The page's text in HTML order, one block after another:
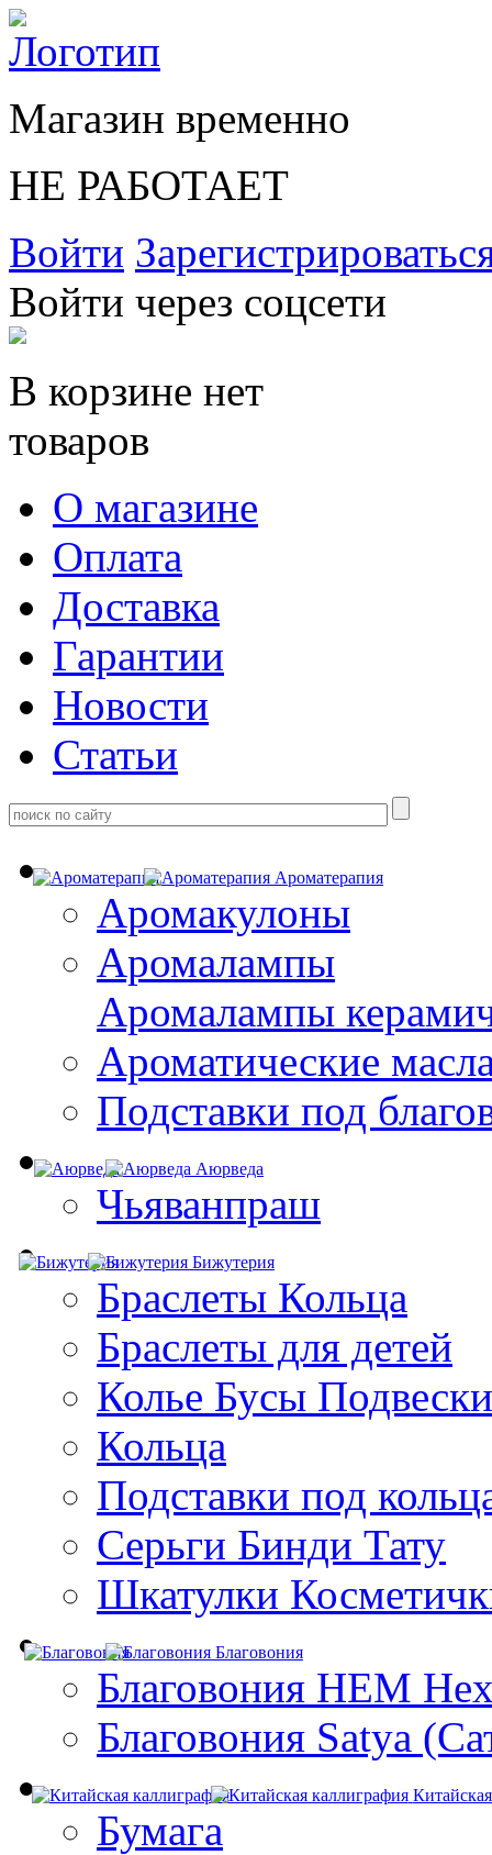
Магазин временно
НЕ РАБОТАЕТ
Войти
Войти через соцсети
В корзине нет
товаров
О магазине
Оплата
Доставка
Гарантии
Новости
Статьи
Ароматерапия
Аромакулоны
Аромалампы
Aромалампы
Ароматические
Подставки под
Аюрведа
Чьяванпраш
Бижутерия
Браслеты Кольца
Браслеты для детей
Колье Бусы Подвески
Кольца
Подставки под
Серьги Бинди Тату
Шкатулки
Благовония
Благовония HEM
Благовония Satya
Бумага